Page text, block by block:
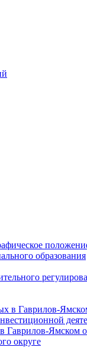
образования
Гаврилов-
Гаврилов-Ямском
округе